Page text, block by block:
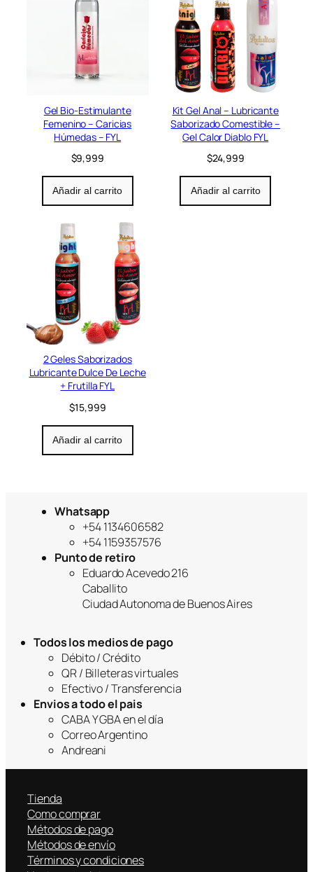
Gel Bio-Estimulante
Femenino – Caricias
Húmedas – FYL
$9,999
Añadir al carrito
Kit Gel Anal – Lubricante
Saborizado Comestible –
Gel Calor Diablo FYL
$24,999
Añadir al carrito
2 Geles Saborizados
Lubricante Dulce De Leche
+ Frutilla FYL
$15,999
Añadir al carrito
Whatsapp
+54 1134606582
+54 1159357576
Punto de retiro
Eduardo Acevedo 216
Caballito
Ciudad Autonoma de Buenos Aires
Todos los medios de pago
Débito / Crédito
QR / Billeteras virtuales
Efectivo / Transferencia
Envios a todo el pais
CABA Y GBA en el día
Correo Argentino
Andreani
Tienda
Como comprar
Métodos de pago
Métodos de envío
Términos y condiciones